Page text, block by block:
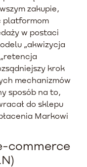
zakupie,
platformom
w postaci
„akwizycja
krok
mechanizmów
sposób na to,
do sklepu
Markowi
commerce